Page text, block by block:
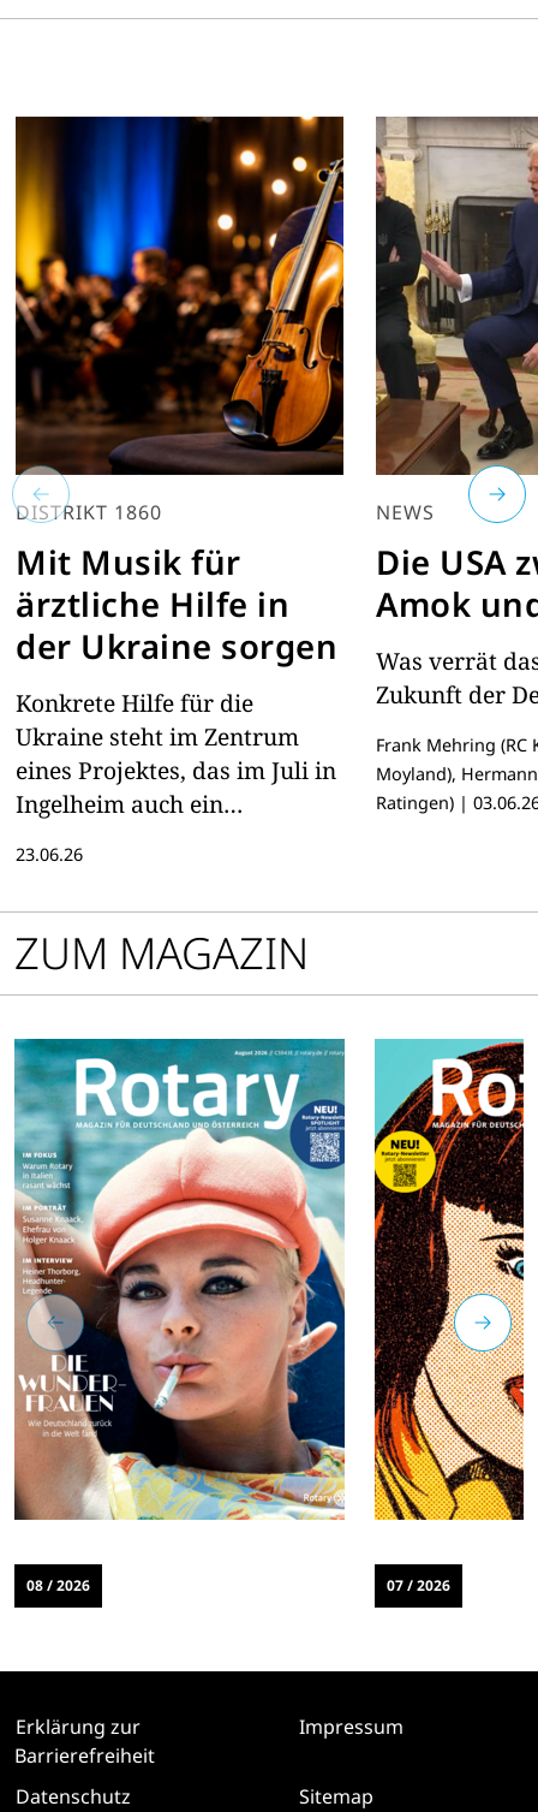
DISTRIKT 1860
Mit Musik für
ärztliche Hilfe in
der Ukraine sorgen
Konkrete Hilfe für die
Ukraine steht im Zentrum
eines Projektes, das im Juli in
Ingelheim auch ein
wird – mit Musik und
Begegnung
23.06.26
NEWS
Die USA
Amok
Was verrät
Zukunft der
Frank Mehring (RC
Moyland),
Ratingen) |
ZUM MAGAZIN
08 / 2026 07 / 2026
Erklärung zur
Barrierefreiheit
Impressum
Datenschutz
Sitemap